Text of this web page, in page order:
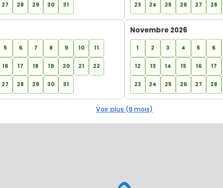
27 28 29 30 31 23 24 25 26 27 28
5 6 7 8 9 10 11
16 17 18 19 20 21 22
27 28 29 30 31
Novembre 2026
1 2 3 4 5 6
12 13 14 15 16 17
23 24 25 26 27 28
Voir plus (9 mois)